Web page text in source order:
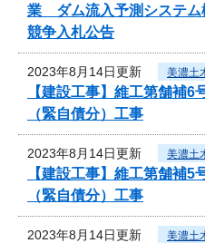
業 ダム流入予測システム
競争入札公告
2023年8月14日更新 美濃土
【建設工事】維工第舗補
（緊自債分）工事
2023年8月14日更新 美濃土
【建設工事】維工第舗補
（緊自債分）工事
2023年8月14日更新 美濃土